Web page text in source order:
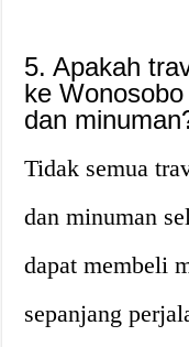
5. Apakah
ke
dan
Tidak semua
dan minuman
dapat membeli
sepanjang